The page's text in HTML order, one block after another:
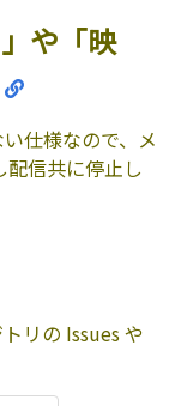
や「映
仕様なので、メ
信共に停止し
リの Issues や